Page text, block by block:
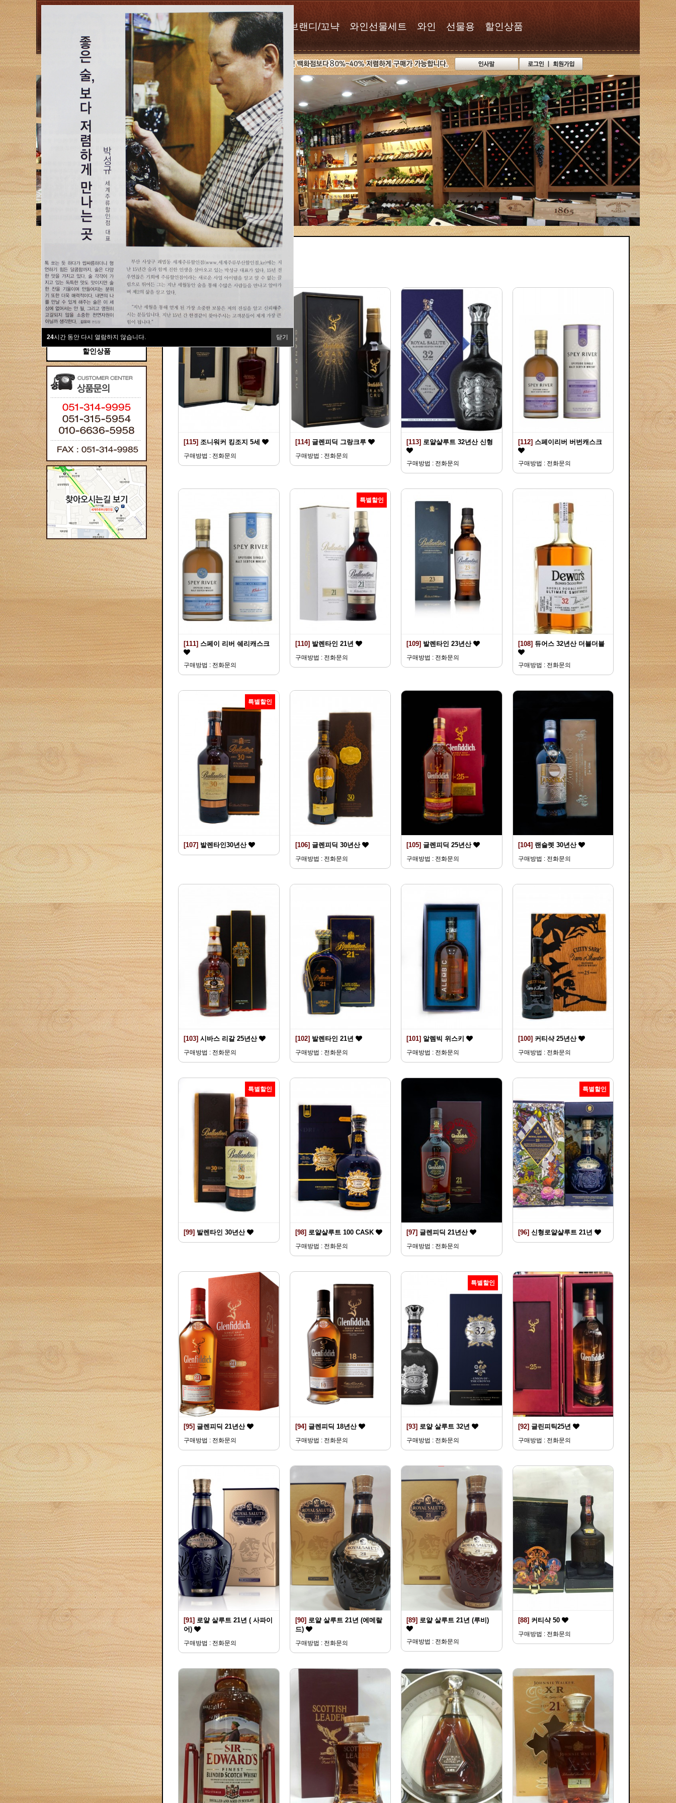
24시간 동안 다시 열람하지 않습니다. 닫기
위스키 브랜디/꼬냑 와인선물세트 와인 선물용 할인상품
새계주류부산할인점
위스키
브랜디/꼬냑
와인선물세트
와인
선물용
할인상품
Total 115건1 페이지
[115] 조니워커 킹조지 5세
구매방법 : 전화문의
[114] 글렌피딕 그랑크루
구매방법 : 전화문의
[113] 로얄샬루트 32년산 신형
구매방법 : 전화문의
[112] 스페이리버 버번캐스크
구매방법 : 전화문의
[111] 스페이 리버 쉐리캐스크
구매방법 : 전화문의
특별할인
[110]발렌타인 21년
구매방법 : 전화문의
[109] 발렌타인 23년산
구매방법 : 전화문의
[108]듀어스 32년산 더블더블
구매방법 : 전화문의
특별할인
[107] 발렌타인30년산 [106] 글렌피딕 30년산
구매방법 : 전화문의
[105] 글렌피딕 25년산
구매방법 : 전화문의
[104] 랜슬렛 30년산
구매방법 : 전화문의
[103] 시바스 리갈 25년산
구매방법 : 전화문의
[102] 발렌타인 21년
구매방법 : 전화문의
[101] 알렘빅 위스키
구매방법 : 전화문의
[100] 커티샥 25년산
구매방법 : 전화문의
특별할인
[99] 발렌타인 30년산 [98] 로얄샬루트 100 CASK
구매방법 : 전화문의
[97] 글렌피딕 21년산
구매방법 : 전화문의
특별할인
[96] 신형로얄샬루트 21년
[95] 글렌피딕 21년산
구매방법 : 전화문의
[94]글렌피딕 18년산
구매방법 : 전화문의
특별할인
[93] 로얄 살루트 32년
구매방법 : 전화문의
[92]글린피틱25년
구매방법 : 전화문의
[91] 로얄 살루트 21년 ( 사파이
어)
구매방법 : 전화문의
[90] 로얄 살루트 21년 (에메랄
드)
구매방법 : 전화문의
[89] 로얄 살루트 21년 (루비)
구매방법 : 전화문의
[88] 커티샥 50
구매방법 : 전화문의